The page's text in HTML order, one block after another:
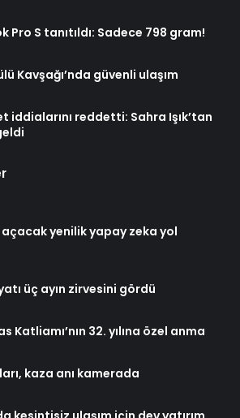
Pro S tanıtıldı: Sadece 798 gram!
Kavşağı’nda güvenli ulaşım
iddialarını reddetti: Sahra Işık’tan
açacak yenilik yapay zeka yol
üç ayın zirvesini gördü
Katliamı’nın 32. yılına özel anma
kaza anı kamerada